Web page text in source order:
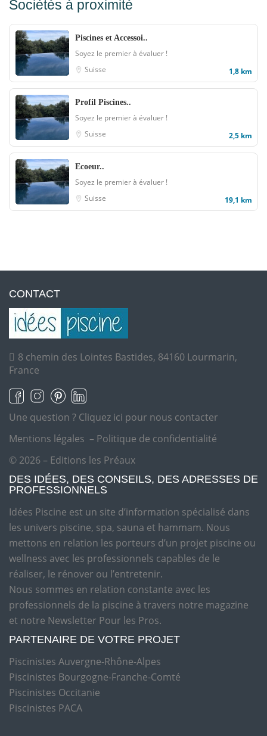
Sociétés à proximité
Piscines et Accessoi..
Soyez le premier à évaluer !
Suisse
1,8 km
Profil Piscines..
Soyez le premier à évaluer !
Suisse
2,5 km
Ecoeur..
Soyez le premier à évaluer !
Suisse
19,1 km
CONTACT
8 chemin des Lointes Bastides, 84160 Lourmarin,
France
Une question ? Cliquez ici pour nous contacter
Mentions légales – Politique de confidentialité
© 2026 – Editions les Préaux
DES IDÉES, DES CONSEILS, DES ADRESSES DE
PROFESSIONNELS
Idées Piscine est un site d’information spécialisé dans
les univers piscine, spa, sauna et hammam. Nous
mettons en relation les porteurs d’un projet piscine ou
wellness avec les professionnels capables de le
réaliser, le rénover ou l’entretenir.
Nous sommes en relation constante avec les
professionnels de la piscine à travers notre magazine
et notre Newsletter Pour les Pros.
PARTENAIRE DE VOTRE PROJET
Piscinistes Auvergne-Rhône-Alpes
Piscinistes Bourgogne-Franche-Comté
Piscinistes Occitanie
Piscinistes PACA